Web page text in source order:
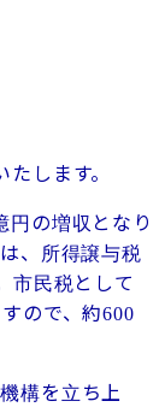
します。
円の増収となり
、所得譲与税
市民税として
ので、約600
構を立ち上